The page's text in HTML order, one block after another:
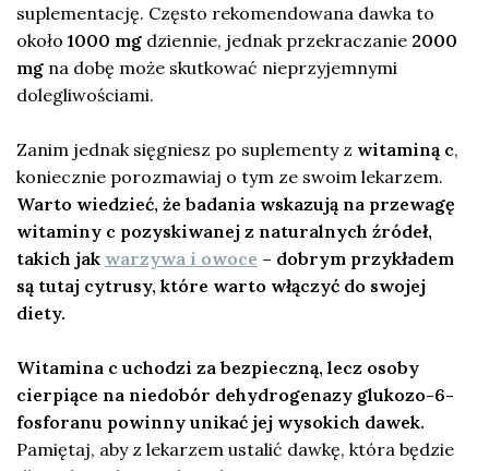
suplementację. Często rekomendowana dawka to
około1000 mg dziennie, jednak przekraczanie 2000
mg na dobę może skutkować nieprzyjemnymi
dolegliwościami.
Zanim jednak sięgniesz po suplementy z witaminą c,
koniecznie porozmawiaj o tym ze swoim lekarzem.
Warto wiedzieć, że badania wskazują na przewagę
witaminy c pozyskiwanej z naturalnych źródeł,
takich jak warzywa i owoce – dobrym przykładem
są tutaj cytrusy, które warto włączyć do swojej
diety.
Witamina c uchodzi za bezpieczną, lecz osoby
cierpiące na niedobór dehydrogenazy glukozo-6-
fosforanu powinny unikać jej wysokich dawek.
Pamiętaj, aby z lekarzem ustalić dawkę, która będzie